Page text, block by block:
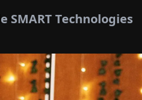
Technologies